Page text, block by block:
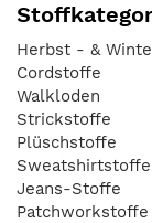
Herbst - &
Cordstoffe
Walkloden
Strickstoffe
Plüschstoffe
Sweatshirtstoffe
Jeans-Stoffe
Patchworkstoffe